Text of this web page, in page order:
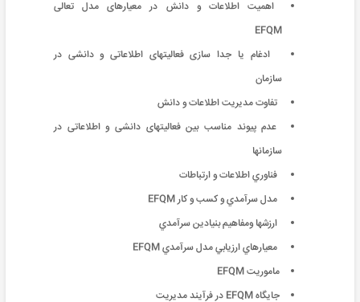
اهمیت اطلاعات و دانش در معیارهای مدل تعالی
EFQM
ادغام یا جدا سازی فعالیتهای اطلاعاتی و دانشی در
سازمان
تفاوت مدیریت اطلاعات و دانش
عدم پیوند مناسب بین فعالیتهای دانشی و اطلاعاتی در
سازمانها
فناوري اطلاعات و ارتباطات
مدل سرآمدي و كسب و كار EFQM
ارزشها ومفاهيم بنيادين سرآمدي
معيارهاي ارزيابي مدل سرآمدي EFQM
ماموريت EFQM
جايگاه EFQM در فرآيند مديريت